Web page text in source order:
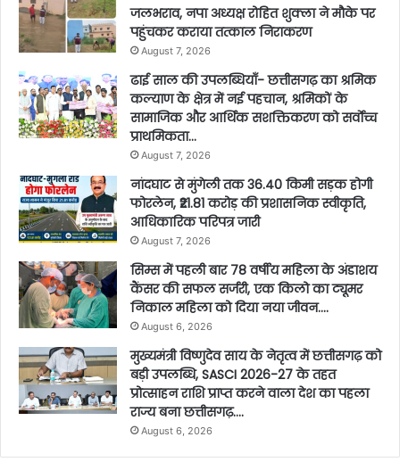
जलभराव, नपा अध्यक्ष रोहित शुक्ला ने मौके पर
पहुंचकर कराया तत्काल निराकरण
August 7, 2026
ढाई साल की उपलब्धियाँ- छत्तीसगढ़ का श्रमिक
कल्याण के क्षेत्र में नई पहचान, श्रमिकों के
सामाजिक और आर्थिक सशक्तिकरण को सर्वाेच्च
प्राथमिकता…
August 7, 2026
नांदघाट से मुंगेली तक 36.40 किमी सड़क होगी
फोरलेन, ₹21.81 करोड़ की प्रशासनिक स्वीकृति,
आधिकारिक परिपत्र जारी
August 7, 2026
सिम्स में पहली बार 78 वर्षीय महिला के अंडाशय
कैंसर की सफल सर्जरी, एक किलो का ट्यूमर
निकाल महिला को दिया नया जीवन….
August 6, 2026
मुख्यमंत्री विष्णुदेव साय के नेतृत्व में छत्तीसगढ़ को
बड़ी उपलब्धि, SASCI 2026-27 के तहत
प्रोत्साहन राशि प्राप्त करने वाला देश का पहला
राज्य बना छत्तीसगढ़….
August 6, 2026